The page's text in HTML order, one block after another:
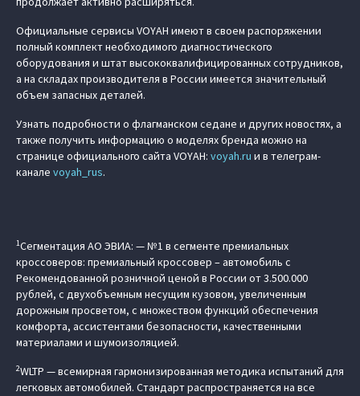
Официальные сервисы VOYAH имеют в своем распоряжении
полный комплект необходимого диагностического
оборудования и штат высококвалифицированных сотрудников,
а на складах производителя в России имеется значительный
объем запасных деталей.
Узнать подробности о флагманском седане и других новостях, а
также получить информацию о моделях бренда можно на
странице официального сайта VOYAH: voyah.ru и в телеграм-
канале voyah_rus.
1Сегментация АО ЭВИА: — №1 в сегменте премиальных
кроссоверов: премиальный кроссовер – автомобиль c
Рекомендованной розничной ценой в России от 3.500.000
рублей, с двухобъемным несущим кузовом, увеличенным
дорожным просветом, с множеством функций обеспечения
комфорта, ассистентами безопасности, качественными
материалами и шумоизоляцией.
2WLTP — всемирная гармонизированная методика испытаний для
легковых автомобилей. Стандарт распространяется на все